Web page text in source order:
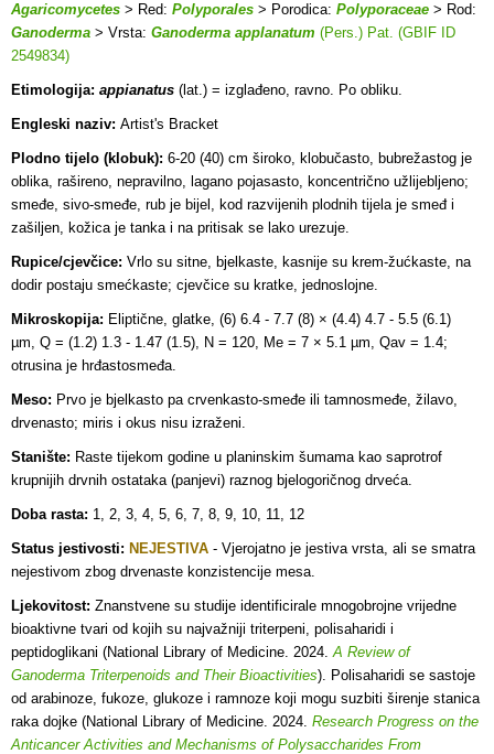
Agaricomycetes > Red: Polyporales > Porodica: Polyporaceae > Rod:
Ganoderma > Vrsta: Ganoderma applanatum (Pers.) Pat. (GBIF ID
2549834)
Etimologija: appianatus (lat.) = izglađeno, ravno. Po obliku.
Engleski naziv: Artist's Bracket
Plodno tijelo (klobuk): 6-20 (40) cm široko, klobučasto, bubrežastog je
oblika, rašireno, nepravilno, lagano pojasasto, koncentrično užlijebljeno;
smeđe, sivo-smeđe, rub je bijel, kod razvijenih plodnih tijela je smeđ i
zašiljen, kožica je tanka i na pritisak se lako urezuje.
Rupice/cjevčice: Vrlo su sitne, bjelkaste, kasnije su krem-žućkaste, na
dodir postaju smećkaste; cjevčice su kratke, jednoslojne.
Mikroskopija: Eliptične, glatke, (6) 6.4 - 7.7 (8) × (4.4) 4.7 - 5.5 (6.1)
µm, Q = (1.2) 1.3 - 1.47 (1.5), N = 120, Me = 7 × 5.1 µm, Qav = 1.4;
otrusina je hrđastosmeđa.
Meso: Prvo je bjelkasto pa crvenkasto-smeđe ili tamnosmeđe, žilavo,
drvenasto; miris i okus nisu izraženi.
Stanište: Raste tijekom godine u planinskim šumama kao saprotrof
krupnijih drvnih ostataka (panjevi) raznog bjelogoričnog drveća.
Doba rasta: 1, 2, 3, 4, 5, 6, 7, 8, 9, 10, 11, 12
Status jestivosti: NEJESTIVA - Vjerojatno je jestiva vrsta, ali se smatra
nejestivom zbog drvenaste konzistencije mesa.
Ljekovitost: Znanstvene su studije identificirale mnogobrojne vrijedne
bioaktivne tvari od kojih su najvažniji triterpeni, polisaharidi i
peptidoglikani (National Library of Medicine. 2024.A Review of
Ganoderma Triterpenoids and Their Bioactivities). Polisaharidi se sastoje
od arabinoze, fukoze, glukoze i ramnoze koji mogu suzbiti širenje stanica
raka dojke (National Library of Medicine. 2024. Research Progress on the
Anticancer Activities and Mechanisms of Polysaccharides From